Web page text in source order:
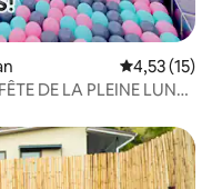
Évaluation
4,53 (15)
DE LA PLEINE LUNE,